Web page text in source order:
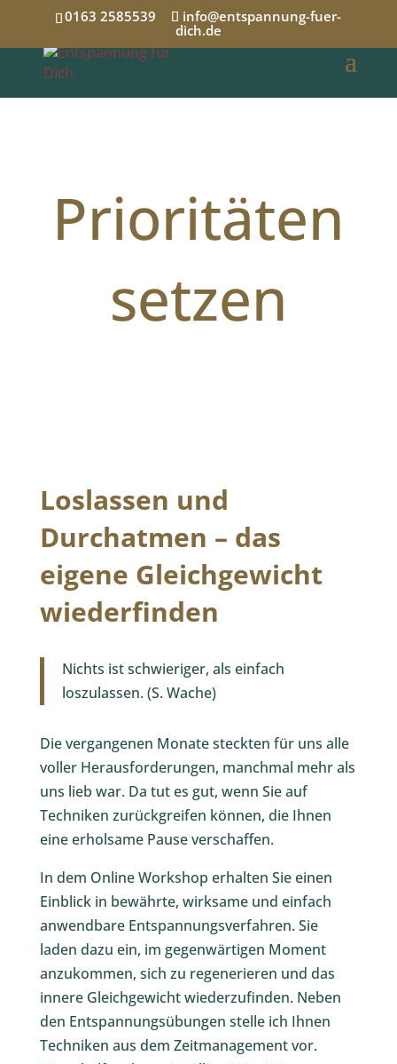
0163 2585539
info@entspannung-fuer-
dich.de
Prioritäten
setzen
Loslassen und
Durchatmen – das
eigene Gleichgewicht
wiederfinden
Nichts ist schwieriger, als einfach
loszulassen. (S. Wache)
Die vergangenen Monate steckten für uns alle
voller Herausforderungen, manchmal mehr als
uns lieb war. Da tut es gut, wenn Sie auf
Techniken zurückgreifen können, die Ihnen
eine erholsame Pause verschaffen.
In dem Online Workshop erhalten Sie einen
Einblick in bewährte, wirksame und einfach
anwendbare Entspannungsverfahren. Sie
laden dazu ein, im gegenwärtigen Moment
anzukommen, sich zu regenerieren und das
innere Gleichgewicht wiederzufinden. Neben
den Entspannungsübungen stelle ich Ihnen
Techniken aus dem Zeitmanagement vor.